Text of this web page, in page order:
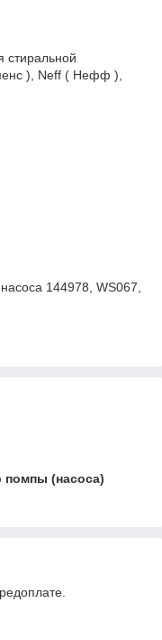
стиральной
), Neff ( Нефф ),
144978, WS067,
помпы (насоса)